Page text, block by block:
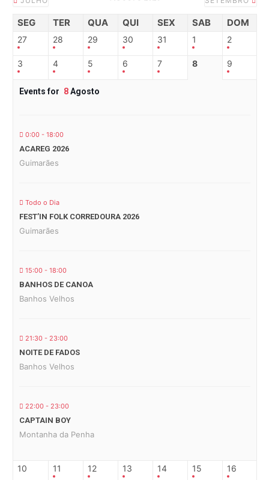
SEG TER QUA QUI SEX SAB DOM
27 28 29 30 31 1 2
3 4 5 6 7 8 9
Events for 8Agosto
0:00 - 18:00
ACAREG 2026
Guimarães
Todo o Dia
FEST’IN FOLK CORREDOURA 2026
Guimarães
15:00 - 18:00
BANHOS DE CANOA
Banhos Velhos
21:30 - 23:00
NOITE DE FADOS
Banhos Velhos
22:00 - 23:00
CAPTAIN BOY
Montanha da Penha
10 11 12 13 14 15 16